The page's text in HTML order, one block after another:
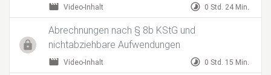
movie Video-Inhalt timelapse 0 Std. 24 Min.
Abrechnungen nach § 8b KStG und
nichtabziehbare Aufwendungen
movie Video-Inhalt timelapse 0 Std. 15 Min.